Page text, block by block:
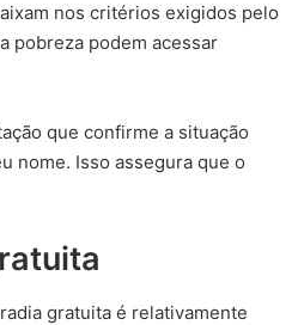
nos critérios exigidos pelo
pobreza podem acessar
que confirme a situação
nome. Isso assegura que o
gratuita é relativamente